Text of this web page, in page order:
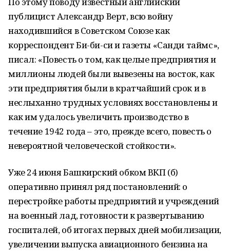
публицист Александр Верт, всю войну
находившийся в Советском Союзе как
корреспондент Би-би-си и газеты «Санди таймс»,
писал: «Повесть о том, как целые предприятия и
миллионы людей были вывезены на восток, как
эти предприятия были в кратчайший срок и в
неслыханно трудных условиях восстановлены и
как им удалось увеличить производство в
течение 1942 года – это, прежде всего, повесть о
невероятной человеческой стойкости».
Уже 24 июня Башкирский обком ВКП (б)
оперативно принял ряд постановлений: о
перестройке работы предприятий и учреждений
на военный лад, готовности к развертыванию
госпиталей, об итогах первых дней мобилизации,
увеличении выпуска авиационного бензина на